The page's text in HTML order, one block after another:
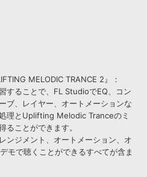
MELODIC TRANCE 2』：
することで、FL StudioでEQ、コン
ブ、レイヤー、オートメーションな
理とUplifting Melodic Tranceのミ
ることができます。
ンジメント、オートメーション、オ
モで聴くことができるすべてが含ま